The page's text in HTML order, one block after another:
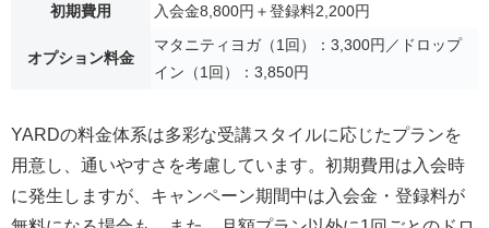
初期費用
入会金8,800円＋登録料2,200円
オプション料金
マタニティヨガ（1回）：3,300円／ドロップ
イン（1回）：3,850円
YARDの料金体系は多彩な受講スタイルに応じたプランを
用意し、通いやすさを考慮しています。初期費用は入会時
に発生しますが、キャンペーン期間中は入会金・登録料が